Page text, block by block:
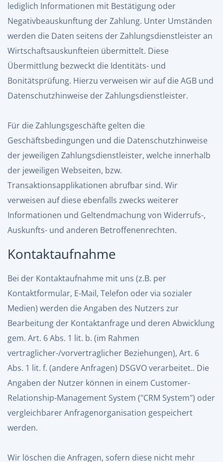
lediglich Informationen mit Bestätigung oder
Negativbeauskunftung der Zahlung. Unter Umständen
werden die Daten seitens der Zahlungsdienstleister an
Wirtschaftsauskunfteien übermittelt. Diese
Übermittlung bezweckt die Identitäts- und
Bonitätsprüfung. Hierzu verweisen wir auf die AGB und
Datenschutzhinweise der Zahlungsdienstleister.
Für die Zahlungsgeschäfte gelten die
Geschäftsbedingungen und die Datenschutzhinweise
der jeweiligen Zahlungsdienstleister, welche innerhalb
der jeweiligen Webseiten, bzw.
Transaktionsapplikationen abrufbar sind. Wir
verweisen auf diese ebenfalls zwecks weiterer
Informationen und Geltendmachung von Widerrufs-,
Auskunfts- und anderen Betroffenenrechten.
Kontaktaufnahme
Bei der Kontaktaufnahme mit uns (z.B. per
Kontaktformular, E-Mail, Telefon oder via sozialer
Medien) werden die Angaben des Nutzers zur
Bearbeitung der Kontaktanfrage und deren Abwicklung
gem. Art. 6 Abs. 1 lit. b. (im Rahmen
vertraglicher-/vorvertraglicher Beziehungen), Art. 6
Abs. 1 lit. f. (andere Anfragen) DSGVO verarbeitet.. Die
Angaben der Nutzer können in einem Customer-
Relationship-Management System ("CRM System") oder
vergleichbarer Anfragenorganisation gespeichert
werden.
Wir löschen die Anfragen, sofern diese nicht mehr